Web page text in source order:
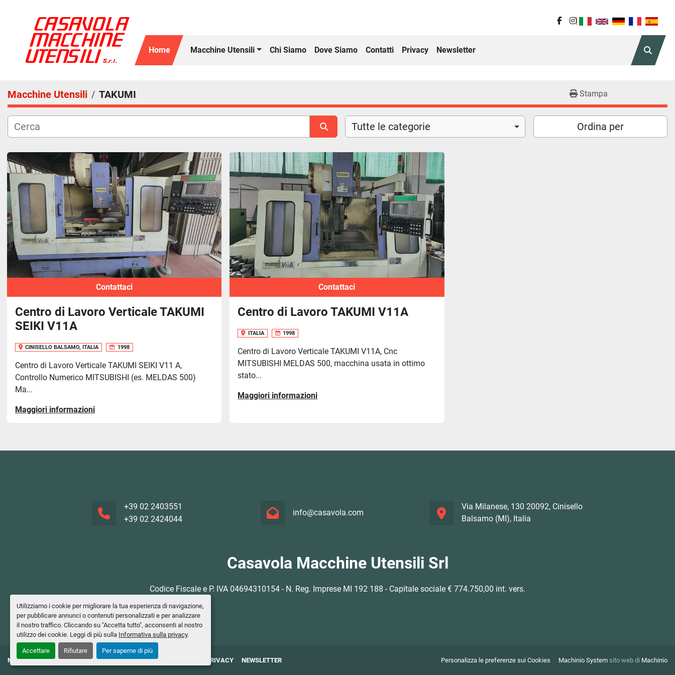
Utilizziamo i cookie per migliorare la tua esperienza di navigazione,
per pubblicare annunci o contenuti personalizzati e per analizzare
il nostro traffico. Cliccando su "Accetta tutto", acconsenti al nostro
utilizzo dei cookie. Leggi di più sulla Informativa sulla privacy.
Accettare Rifiutare Per saperne di più
facebookinstagram
Home Macchine Utensili Chi Siamo Dove Siamo Contatti Privacy Newsletter
Cerca
Macchine Utensili TAKUMI Stampa
Tutte le categorie Ordina per
Contattaci
Centro di Lavoro Verticale TAKUMI
SEIKI V11A
CINISELLO BALSAMO, ITALIA 1998
Centro di Lavoro Verticale TAKUMI SEIKI V11 A,
Controllo Numerico MITSUBISHI (es. MELDAS 500)
Ma...
Maggiori informazioni
Contattaci
Centro di Lavoro TAKUMI V11A
ITALIA 1998
Centro di Lavoro Verticale TAKUMI V11A, Cnc
MITSUBISHI MELDAS 500, macchina usata in ottimo
stato...
Maggiori informazioni
+39 02 2403551
+39 02 2424044
info@casavola.com
Via Milanese, 130 20092, Cinisello
Balsamo (MI), Italia
Casavola Macchine Utensili Srl
Codice Fiscale e P. IVA 04694310154 - N. Reg. Imprese MI 192 188 - Capitale sociale € 774.750,00 int. vers.
MACCHINE UTENSILI CHI SIAMO DOVE SIAMO PRIVACY NEWSLETTER Personalizza le preferenze sui Cookies Machinio System sito web di Machinio